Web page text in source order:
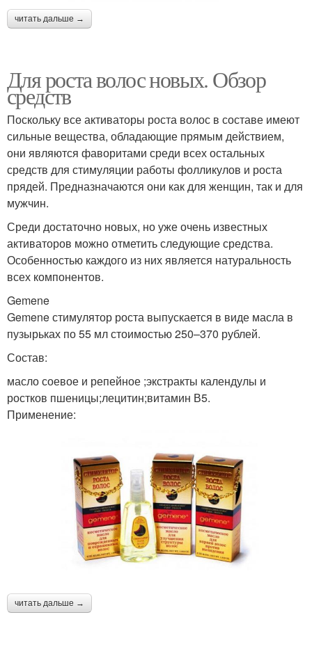
читать дальше →
Для роста волос новых. Обзор
средств
Поскольку все активаторы роста волос в составе имеют
сильные вещества, обладающие прямым действием,
они являются фаворитами среди всех остальных
средств для стимуляции работы фолликулов и роста
прядей. Предназначаются они как для женщин, так и для
мужчин.
Среди достаточно новых, но уже очень известных
активаторов можно отметить следующие средства.
Особенностью каждого из них является натуральность
всех компонентов.
Gemene
Gemene стимулятор роста выпускается в виде масла в
пузырьках по 55 мл стоимостью 250–370 рублей.
Состав:
масло соевое и репейное ;экстракты календулы и
ростков пшеницы;лецитин;витамин В5.
Применение:
читать дальше →